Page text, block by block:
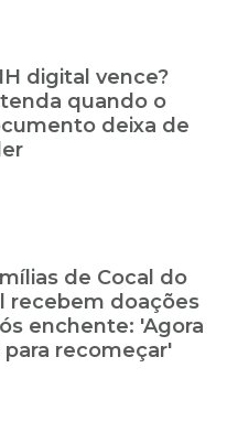
digital vence?
quando o
deixa de
de Cocal do
recebem doações
enchente: 'Agora
para recomeçar'